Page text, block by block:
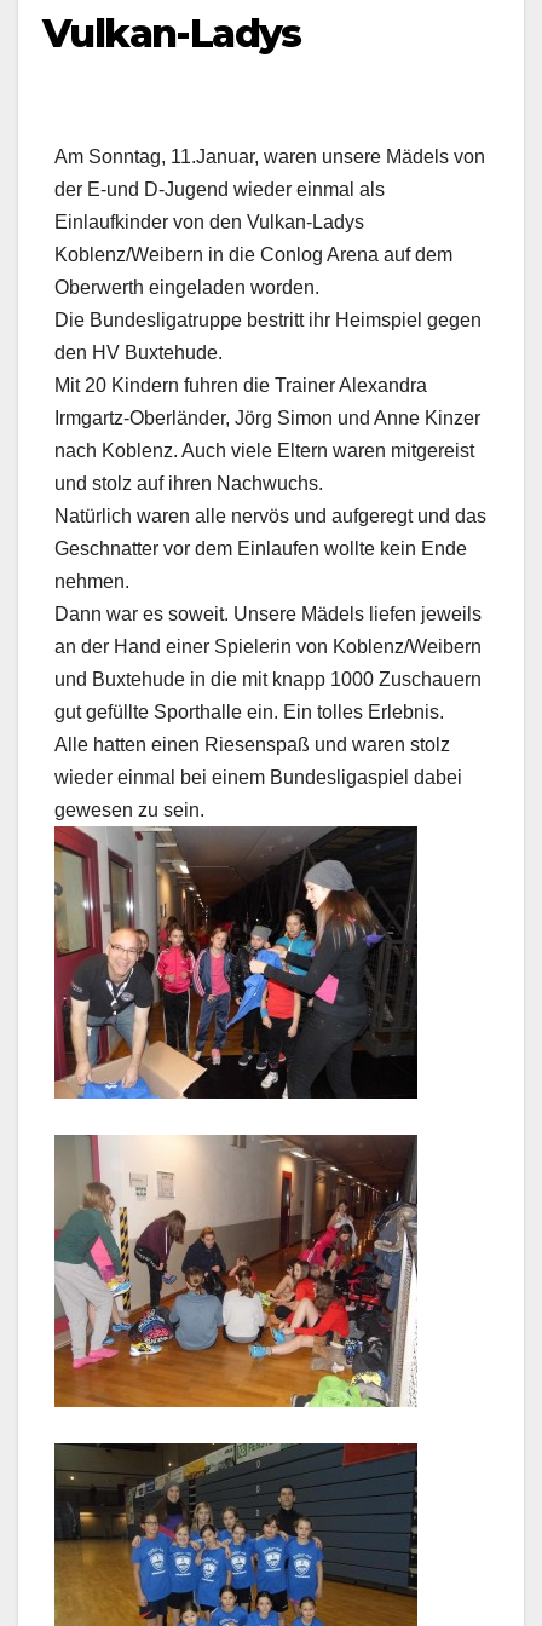
Vulkan-Ladys
Am Sonntag, 11.Januar, waren unsere Mädels von
der E-und D-Jugend wieder einmal als
Einlaufkinder von den Vulkan-Ladys
Koblenz/Weibern in die Conlog Arena auf dem
Oberwerth eingeladen worden.
Die Bundesligatruppe bestritt ihr Heimspiel gegen
den HV Buxtehude.
Mit 20 Kindern fuhren die Trainer Alexandra
Irmgartz-Oberländer, Jörg Simon und Anne Kinzer
nach Koblenz. Auch viele Eltern waren mitgereist
und stolz auf ihren Nachwuchs.
Natürlich waren alle nervös und aufgeregt und das
Geschnatter vor dem Einlaufen wollte kein Ende
nehmen.
Dann war es soweit. Unsere Mädels liefen jeweils
an der Hand einer Spielerin von Koblenz/Weibern
und Buxtehude in die mit knapp 1000 Zuschauern
gut gefüllte Sporthalle ein. Ein tolles Erlebnis.
Alle hatten einen Riesenspaß und waren stolz
wieder einmal bei einem Bundesligaspiel dabei
gewesen zu sein.